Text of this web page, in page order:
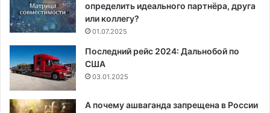
определить идеального партнёра, друга
или коллегу?
01.07.2025
Последний рейс 2024: Дальнобой по
США
03.01.2025
А почему ашваганда запрещена в России